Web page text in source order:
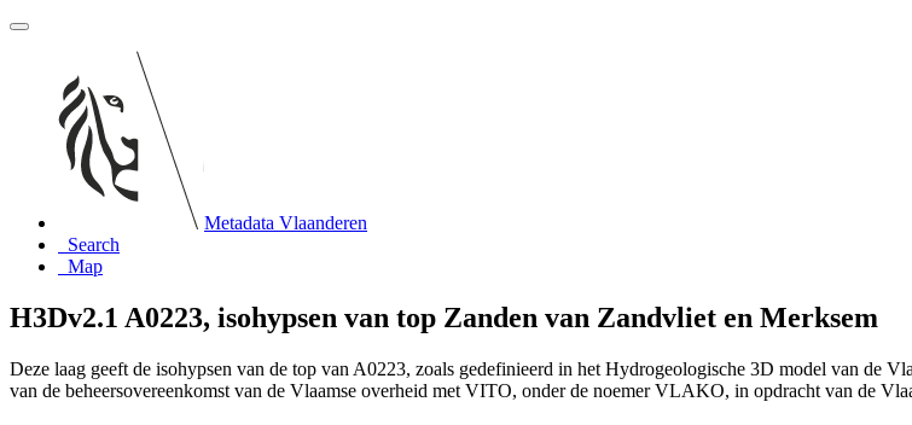
Metadata Vlaanderen
Search
Map
H3Dv2.1 A0223, isohypsen van top Zanden van Zandvliet en Merksem
Deze laag geeft de isohypsen van de top van A0223, zoals gedefinieerd in het Hydrogeologische 3D model van de
van de beheersovereenkomst van de Vlaamse overheid met VITO, onder de noemer VLAKO, in opdracht van de